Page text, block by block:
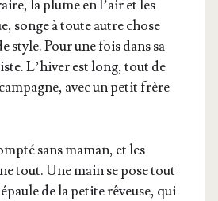
la plume en l’air et les
songe à toute autre chose
style. Pour une fois dans sa
L’hiver est long, tout de
avec un petit frère
sans maman, et les
tout. Une main se pose tout
de la petite rêveuse, qui